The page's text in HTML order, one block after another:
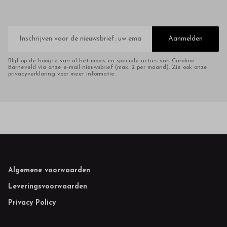
mailadres
Aanmelden
Blijf op de hoogte van al het moois en speciale acties van Caroline
Barneveld via onze e-mail nieuwsbrief (max. 2 per maand). Zie ook onze
privacyverklaring voor meer informatie.
Footer
Algemene voorwaarden
Leveringsvoorwaarden
Privacy Policy